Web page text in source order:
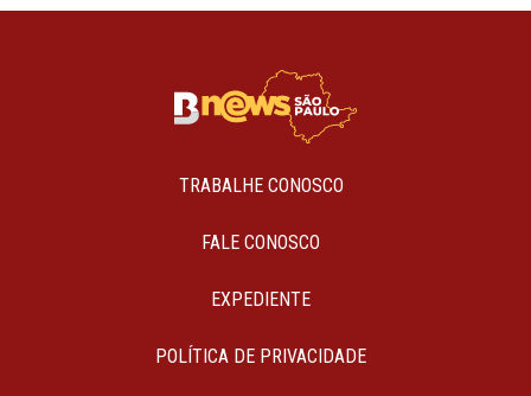
TRABALHE CONOSCO
FALE CONOSCO
EXPEDIENTE
POLÍTICA DE PRIVACIDADE